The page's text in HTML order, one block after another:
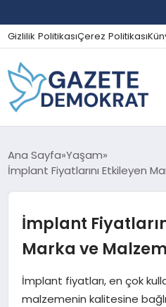
Gizlilik PolitikasıÇerez Politikası
GÜNDEM
SPOR
Ana Sayfa Yaşam
İmplant Fiyatlarını Etkileyen
İmplant
Marka ve
İmplant fiyatları, en çok
malzemenin kalitesine